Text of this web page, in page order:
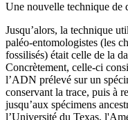
Une nouvelle technique de
Jusqu’alors, la technique
paléo-entomologistes (les
fossilisés) était celle de la
Concrètement, celle-ci
l’ADN prélevé sur un
conservant la trace, puis à
jusqu’aux spécimens
l’Université du Texas,